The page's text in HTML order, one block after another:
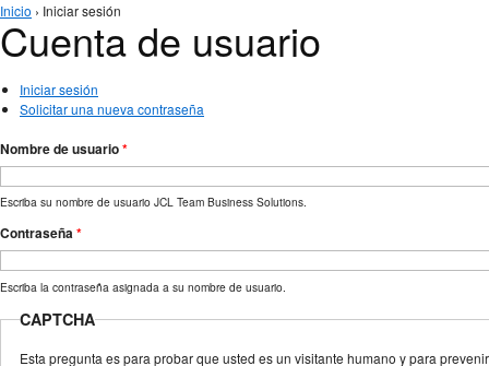
Se encuentra usted aquí
Inicio › Iniciar sesión
Cuenta de usuario
Solapas principales
Iniciar sesión
Solicitar una nueva contraseña
Nombre de usuario*
Escriba su nombre de usuario JCL Team Business Solutions.
Contraseña*
Escriba la contraseña asignada a su nombre de usuario.
CAPTCHA
Esta pregunta es para probar que usted es un visitante humano y para prevenir